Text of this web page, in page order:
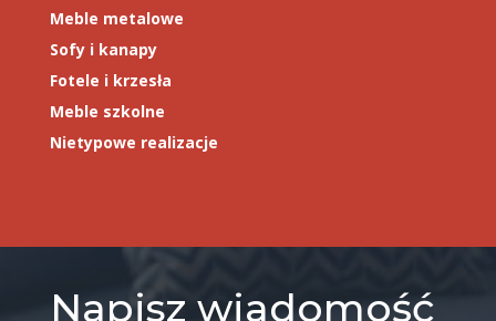
Meble metalowe
Sofy i kanapy
Fotele i krzesła
Meble szkolne
Nietypowe realizacje
Napisz wiadomość